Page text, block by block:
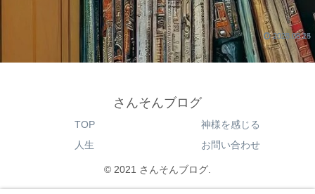
2025.05.15
2023.08.24
さんそんブログ
TOP
神様を感じる
人生
お問い合わせ
© 2021 さんそんブログ.